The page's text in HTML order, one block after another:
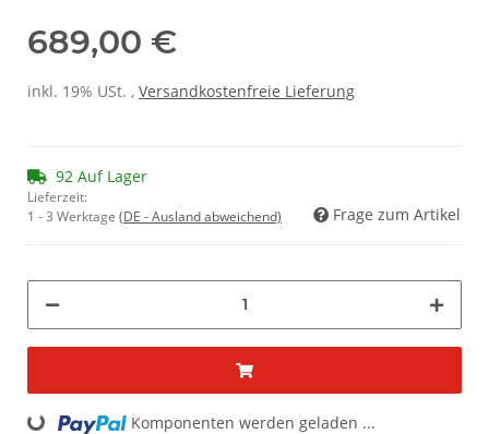
689,00 €
inkl. 19% USt. , Versandkostenfreie Lieferung
92 Auf Lager
Lieferzeit:
1 - 3 Werktage (DE - Ausland abweichend) Frage zum Artikel
Komponenten werden geladen ...